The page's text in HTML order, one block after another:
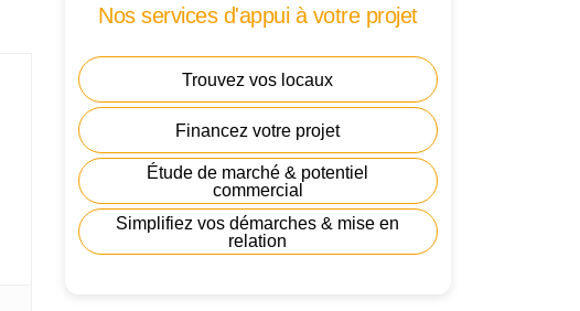
Nos services d'appui à votre projet
Trouvez vos locaux
Financez votre projet
Étude de marché & potentiel
commercial
Simplifiez vos démarches & mise en
relation